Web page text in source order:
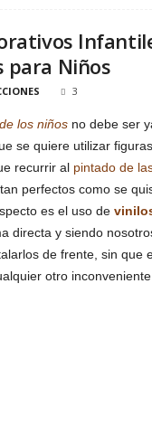
para Niños
3
los niños no debe ser
se quiere utilizar
recurrir al pintado de
perfectos como se
es el uso de
directa y siendo
de frente, sin que
otro